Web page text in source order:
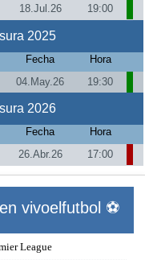
18.Jul.26 19:00
2025
Fecha
Hora
04.May.26 19:30
2026
Fecha
Hora
26.Abr.26 17:00
vivoelfutbol ⚽
League